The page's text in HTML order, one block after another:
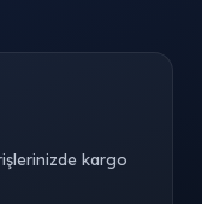
kargo